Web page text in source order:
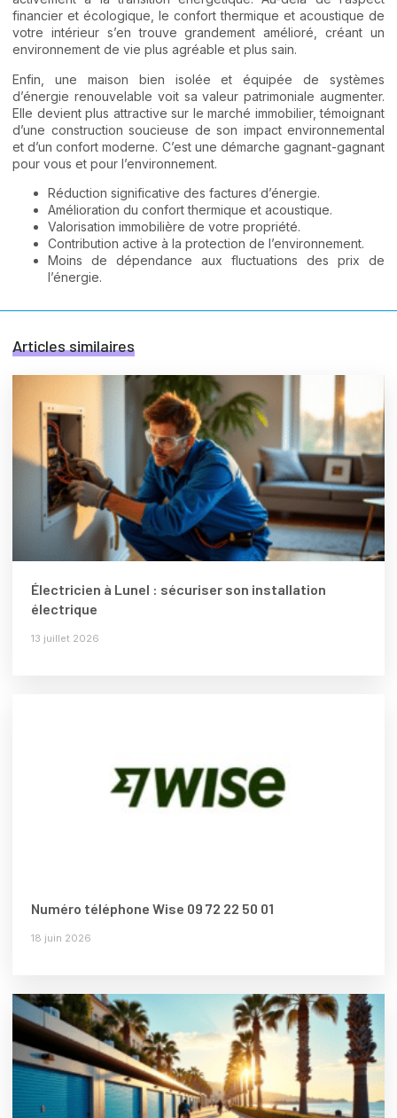
financier et écologique, le confort thermique et acoustique de
votre intérieur s’en trouve grandement amélioré, créant un
environnement de vie plus agréable et plus sain.
Enfin, une maison bien isolée et équipée de systèmes
d’énergie renouvelable voit sa valeur patrimoniale augmenter.
Elle devient plus attractive sur le marché immobilier, témoignant
d’une construction soucieuse de son impact environnemental
et d’un confort moderne. C’est une démarche gagnant-gagnant
pour vous et pour l’environnement.
Réduction significative des factures d’énergie.
Amélioration du confort thermique et acoustique.
Valorisation immobilière de votre propriété.
Contribution active à la protection de l’environnement.
Moins de dépendance aux fluctuations des prix de
l’énergie.
Articles similaires
Électricien à Lunel : sécuriser son installation
électrique
13 juillet 2026
Numéro téléphone Wise 09 72 22 50 01
18 juin 2026